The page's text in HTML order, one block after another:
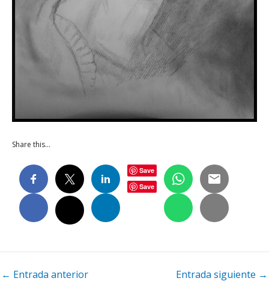
Share this…
Save
Save
Navegación
← Entrada anterior Entrada siguiente →